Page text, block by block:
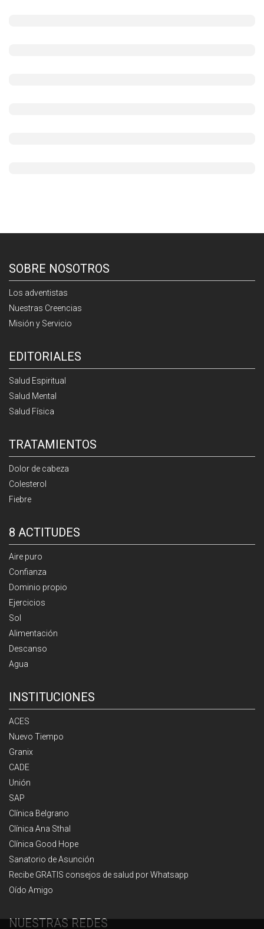
SOBRE NOSOTROS
Los adventistas
Nuestras Creencias
Misión y Servicio
EDITORIALES
Salud Espiritual
Salud Mental
Salud Física
TRATAMIENTOS
Dolor de cabeza
Colesterol
Fiebre
8 ACTITUDES
Aire puro
Confianza
Dominio propio
Ejercicios
Sol
Alimentación
Descanso
Agua
INSTITUCIONES
ACES
Nuevo Tiempo
Granix
CADE
Unión
SAP
Clínica Belgrano
Clínica Ana Sthal
Clínica Good Hope
Sanatorio de Asunción
Recibe GRATIS consejos de salud por Whatsapp
Oído Amigo
NUESTRAS REDES